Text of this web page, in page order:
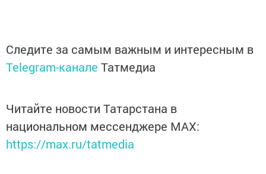
Следите за самым важным и интересным в
Telegram-канале Татмедиа
Читайте новости Татарстана в
национальном мессенджере MАХ:
https://max.ru/tatmedia